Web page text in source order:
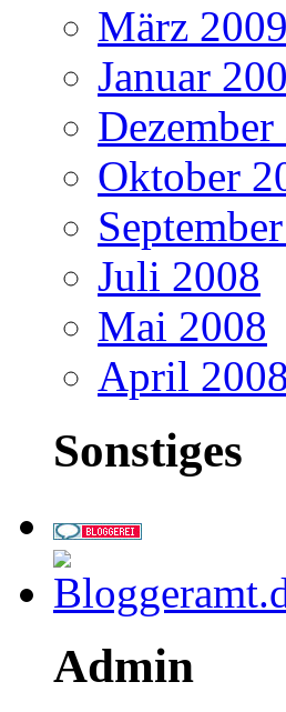
März 2009
Januar
Oktober
Juli 2008
Mai 2008
April 2008
Sonstiges
Admin